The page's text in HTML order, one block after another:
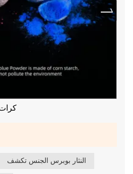
النثار بوبرس الجنس تكشف